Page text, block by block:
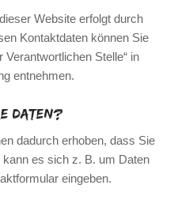
Website erfolgt durch
Kontaktdaten können Sie
Stelle“ in
entnehmen.
Daten?
dadurch erhoben, dass Sie
es sich z. B. um Daten
eingeben.